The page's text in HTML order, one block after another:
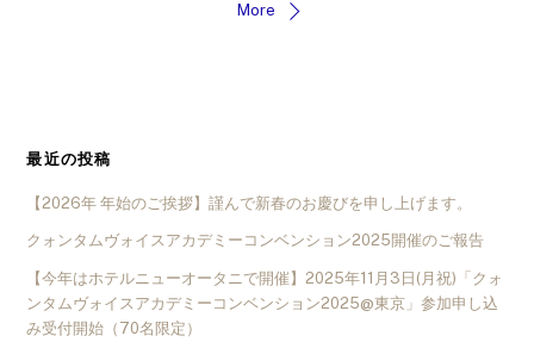
More
最近の投稿
【2026年 年始のご挨拶】謹んで新春のお慶びを申し上げます。
クォンタムヴォイスアカデミーコンベンション2025開催のご報告
【今年はホテルニューオータニで開催】2025年11月3日(月祝)「クォ
ンタムヴォイスアカデミーコンベンション2025@東京」参加申し込
み受付開始（70名限定）